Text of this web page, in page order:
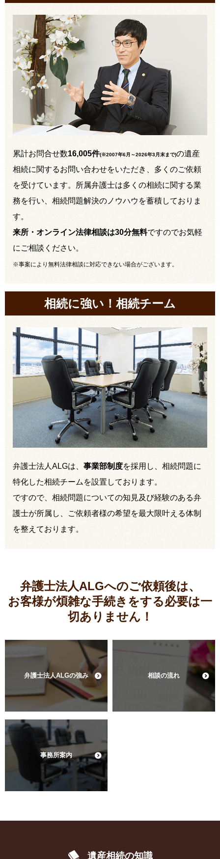
累計お問合せ数16,005件(※2007年6月～2026年3月末まで)の遺産
相続に関するお問い合わせをいただき、多くのご依頼
を受けています。所属弁護士は多くの相続に関する業
務を行い、相続問題解決のノウハウを蓄積しておりま
す。
来所・オンライン法律相談は30分無料ですのでお気軽
にご相談ください。
※事案により無料法律相談に対応できない場合がございます。
相続に強い！相続チーム
弁護士法人ALGは、 事業部制度を採用し、相続問題に
特化した相続チームを設置しております。
ですので、相続問題についての知見及び経験のある弁
護士が所属し、ご依頼者様の希望を最大限叶える体制
を整えております。
弁護士法人ALGへのご依頼後は、
お客様が煩雑な手続きをする必要は一
切ありません！
弁護士法人ALGの強み 相談の流れ
事務所案内
遺産相続の知識